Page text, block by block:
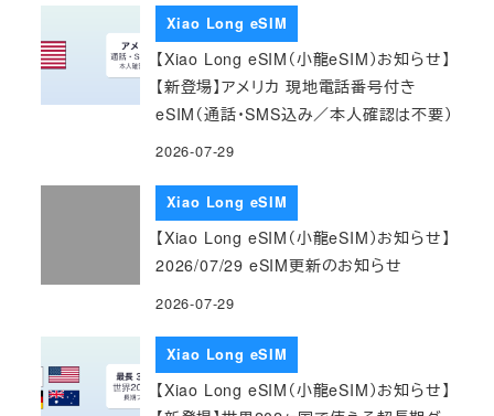
Xiao Long eSIM
【Xiao Long eSIM（小龍eSIM）お知らせ】
【新登場】アメリカ 現地電話番号付き
eSIM（通話・SMS込み／本人確認は不要）
2026-07-29
Xiao Long eSIM
【Xiao Long eSIM（小龍eSIM）お知らせ】
2026/07/29 eSIM更新のお知らせ
2026-07-29
Xiao Long eSIM
【Xiao Long eSIM（小龍eSIM）お知らせ】